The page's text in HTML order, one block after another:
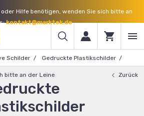
oder Hilfe benötigen, wenden Sie sich bitte an
kontakt@marktek.de
Schilder Gedruckte Plastikschilder
bitte an der Leine Zurück